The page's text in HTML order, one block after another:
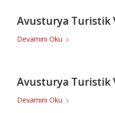
Avusturya Turistik
Devamını Oku
Avusturya Turistik
Devamını Oku